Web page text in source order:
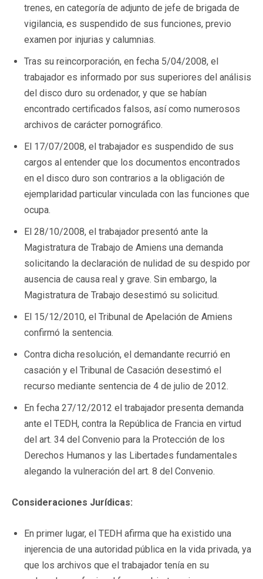
trenes, en categoría de adjunto de jefe de brigada de
vigilancia, es suspendido de sus funciones, previo
examen por injurias y calumnias.
Tras su reincorporación, en fecha 5/04/2008, el
trabajador es informado por sus superiores del análisis
del disco duro su ordenador, y que se habían
encontrado certificados falsos, así como numerosos
archivos de carácter pornográfico.
El 17/07/2008, el trabajador es suspendido de sus
cargos al entender que los documentos encontrados
en el disco duro son contrarios a la obligación de
ejemplaridad particular vinculada con las funciones que
ocupa.
El 28/10/2008, el trabajador presentó ante la
Magistratura de Trabajo de Amiens una demanda
solicitando la declaración de nulidad de su despido por
ausencia de causa real y grave. Sin embargo, la
Magistratura de Trabajo desestimó su solicitud.
El 15/12/2010, el Tribunal de Apelación de Amiens
confirmó la sentencia.
Contra dicha resolución, el demandante recurrió en
casación y el Tribunal de Casación desestimó el
recurso mediante sentencia de 4 de julio de 2012.
En fecha 27/12/2012 el trabajador presenta demanda
ante el TEDH, contra la República de Francia en virtud
del art. 34 del Convenio para la Protección de los
Derechos Humanos y las Libertades fundamentales
alegando la vulneración del art. 8 del Convenio.
Consideraciones Jurídicas:
En primer lugar, el TEDH afirma que ha existido una
injerencia de una autoridad pública en la vida privada, ya
que los archivos que el trabajador tenía en su